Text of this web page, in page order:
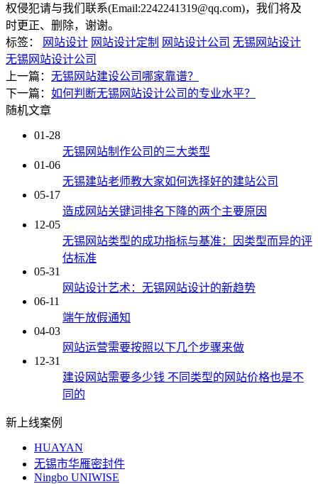
权侵犯请与我们联系(Email:2242241319@qq.com)，我们将及
时更正、删除，谢谢。
标签：
网站设计 网站设计定制 网站设计公司 无锡网站设计
无锡网站设计公司
上一篇： 无锡网站建设公司哪家靠谱？
下一篇： 如何判断无锡网站设计公司的专业水平？
随机文章
01-28
无锡网站制作公司的三大类型
01-06
无锡建站老师教大家如何选择好的建站公司
05-17
造成网站关键词排名下降的两个主要原因
12-05
无锡网站类型的成功指标与基准：因类型而异的评
估标准
05-31
网站设计艺术：无锡网站设计的新趋势
06-11
端午放假通知
04-03
网站运营需要按照以下几个步骤来做
12-31
建设网站需要多少钱 不同类型的网站价格也是不
同的
新上线案例
HUAYAN
无锡市华雁密封件
Ningbo UNIWISE